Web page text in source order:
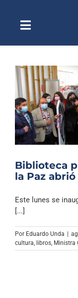
contenidoToggle
Biblioteca
la Paz
Este lunes se
[...]
Por Eduardo Unda |
cultura libros Ministra